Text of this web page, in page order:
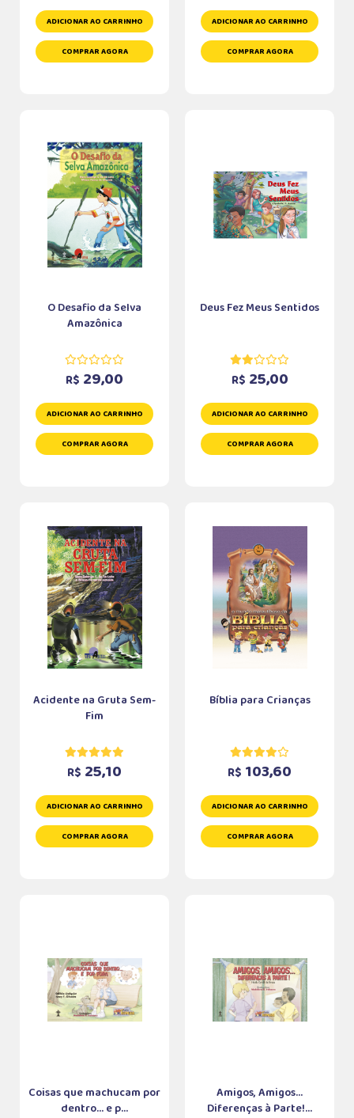
ADICIONAR AO CARRINHO
COMPRAR AGORA
ADICIONAR AO CARRINHO
COMPRAR AGORA
O Desafio da Selva
Amazônica
R$ 29,00
ADICIONAR AO CARRINHO
COMPRAR AGORA
Deus Fez Meus Sentidos
R$ 25,00
ADICIONAR AO CARRINHO
COMPRAR AGORA
Acidente na Gruta Sem-
Fim
R$ 25,10
ADICIONAR AO CARRINHO
COMPRAR AGORA
Bíblia para Crianças
R$ 103,60
ADICIONAR AO CARRINHO
COMPRAR AGORA
Coisas que machucam por
dentro... e p...
Amigos, Amigos...
Diferenças à Parte!...